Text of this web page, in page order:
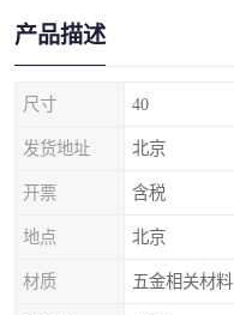
产品描述
尺寸 40
发货地址 北京
开票 含税
地点 北京
材质 五金相关材料